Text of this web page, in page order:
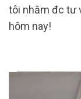
tôi nhằm đc tư
hôm nay!